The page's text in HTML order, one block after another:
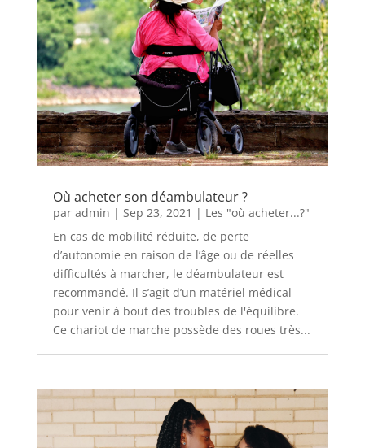
Où acheter son déambulateur ?
par admin | Sep 23, 2021 | Les "où acheter...?"
En cas de mobilité réduite, de perte
d’autonomie en raison de l’âge ou de réelles
difficultés à marcher, le déambulateur est
recommandé. Il s’agit d’un matériel médical
pour venir à bout des troubles de l'équilibre.
Ce chariot de marche possède des roues très...